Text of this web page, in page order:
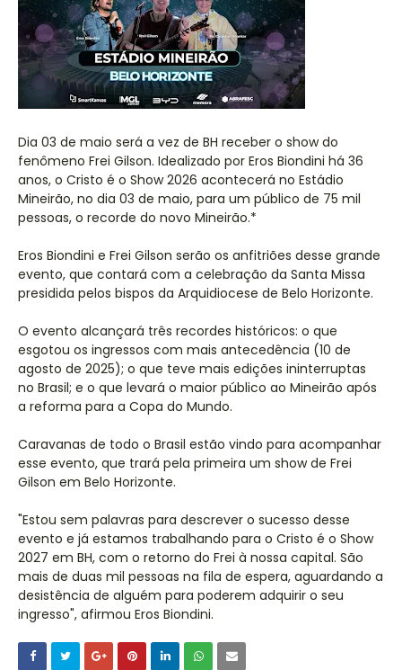
Dia 03 de maio será a vez de BH receber o show do
fenômeno Frei Gilson. Idealizado por Eros Biondini há 36
anos, o Cristo é o Show 2026 acontecerá no Estádio
Mineirão, no dia 03 de maio, para um público de 75 mil
pessoas, o recorde do novo Mineirão.*
Eros Biondini e Frei Gilson serão os anfitriões desse grande
evento, que contará com a celebração da Santa Missa
presidida pelos bispos da Arquidiocese de Belo Horizonte.
O evento alcançará três recordes históricos: o que
esgotou os ingressos com mais antecedência (10 de
agosto de 2025); o que teve mais edições ininterruptas
no Brasil; e o que levará o maior público ao Mineirão após
a reforma para a Copa do Mundo.
Caravanas de todo o Brasil estão vindo para acompanhar
esse evento, que trará pela primeira um show de Frei
Gilson em Belo Horizonte.
"Estou sem palavras para descrever o sucesso desse
evento e já estamos trabalhando para o Cristo é o Show
2027 em BH, com o retorno do Frei à nossa capital. São
mais de duas mil pessoas na fila de espera, aguardando a
desistência de alguém para poderem adquirir o seu
ingresso", afirmou Eros Biondini.